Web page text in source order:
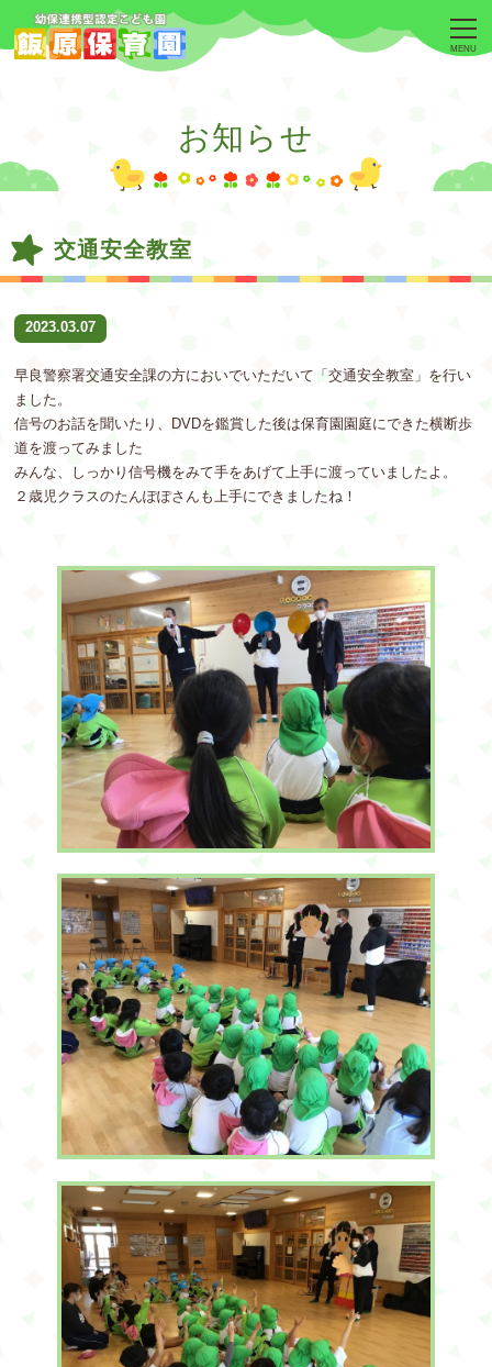
MENU
お知らせ
交通安全教室
2023.03.07
早良警察署交通安全課の方においでいただいて「交通安全教室」を行い
ました。
信号のお話を聞いたり、DVDを鑑賞した後は保育園園庭にできた横断歩
道を渡ってみました
みんな、しっかり信号機をみて手をあげて上手に渡っていましたよ。
２歳児クラスのたんぽぽさんも上手にできましたね！